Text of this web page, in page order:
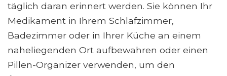
täglich daran erinnert werden. Sie können Ihr
Medikament in Ihrem Schlafzimmer,
Badezimmer oder in Ihrer Küche an einem
naheliegenden Ort aufbewahren oder einen
Pillen-Organizer verwenden, um den